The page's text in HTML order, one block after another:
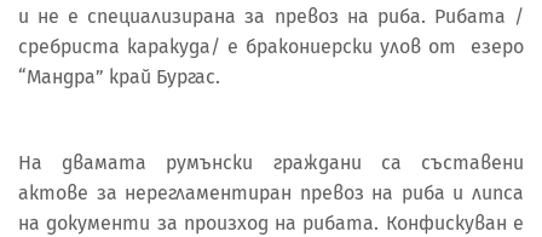
и не е специализирана за превоз на риба. Рибата /
сребриста каракуда/ е бракониерски улов от езеро
“Мандра” край Бургас.
На двамата румънски граждани са съставени
актове за нерегламентиран превоз на риба и липса
на документи за произход на рибата. Конфискуван е